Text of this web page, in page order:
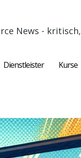
News -
Dienstleister Kurse